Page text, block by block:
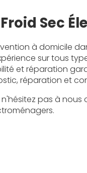
Sec
à domicile
sur tous
et réparation
réparation et
n'hésitez pas à